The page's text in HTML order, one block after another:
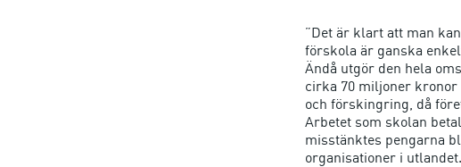
”Det är klart att man
förskola är ganska
Ändå utgör den hela
cirka 70 miljoner
och förskingring, då
Arbetet som skolan
misstänktes pengarna
organisationer i utlandet.